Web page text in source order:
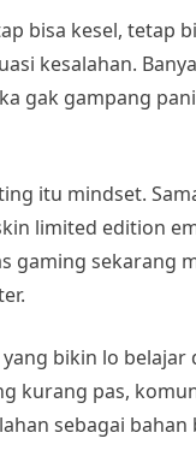
bisa kesel, tetap
kesalahan.
gak gampang
itu mindset.
limited edition
gaming sekarang
bikin lo belajar
kurang pas,
sebagai bahan